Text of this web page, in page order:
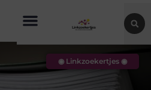
◉ Linkzoekertjes ◉